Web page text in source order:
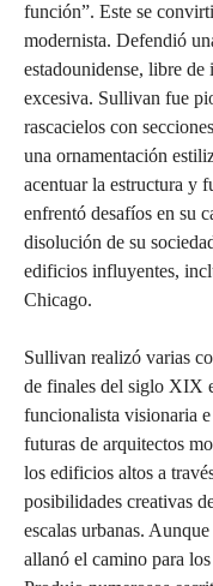
función”. Este se
modernista. Defendió
estadounidense, libre
excesiva. Sullivan fue
rascacielos con
una ornamentación
acentuar la estructura y
enfrentó desafíos en su
disolución de su
edificios influyentes,
Chicago.
Sullivan realizó varias
de finales del siglo XIX
funcionalista visionaria
futuras de arquitectos
los edificios altos a
posibilidades creativas
escalas urbanas.
allanó el camino para